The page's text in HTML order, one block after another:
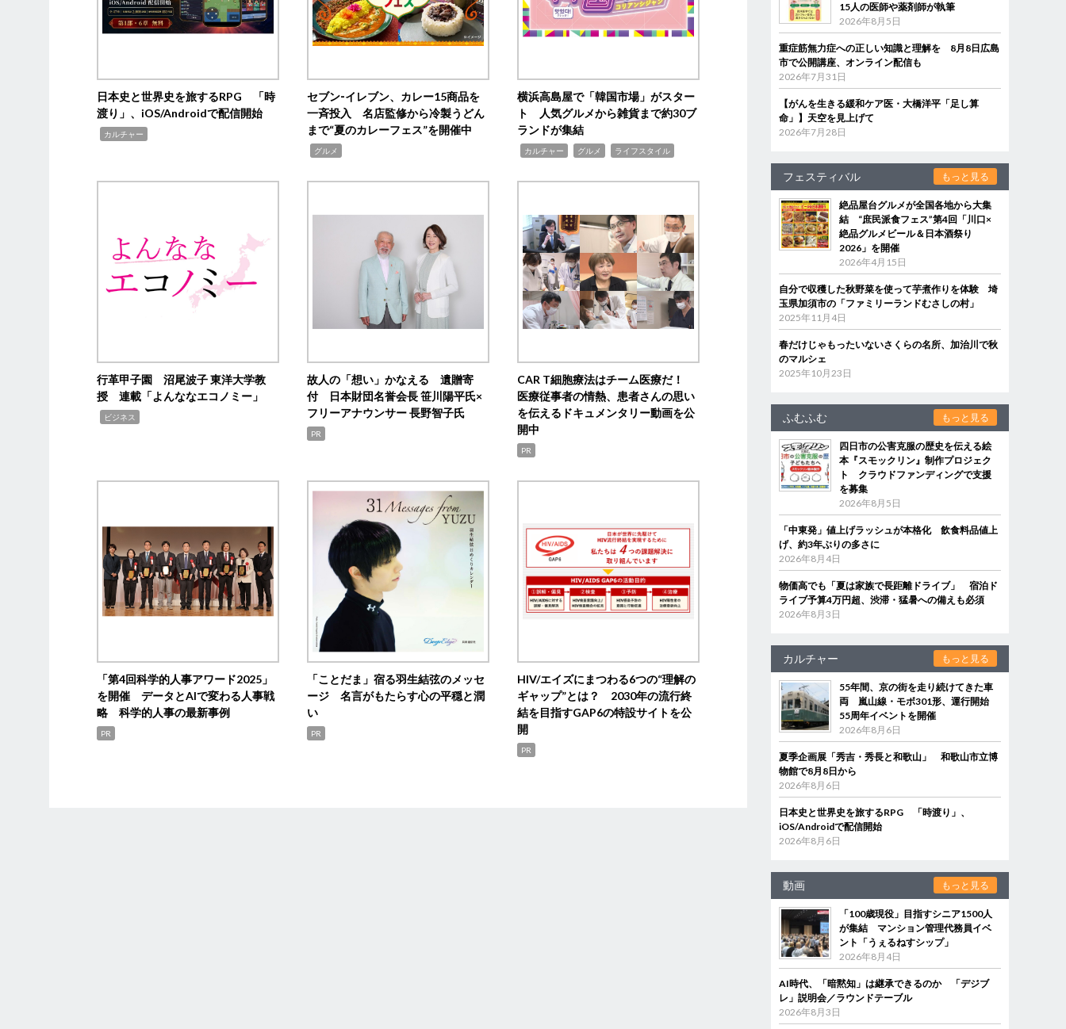
日本史と世界史を旅するRPG 「時
渡り」、iOS/Androidで配信開始
カルチャー
セブン‐イレブン、カレー15商品を
一斉投入 名店監修から冷製うどん
まで“夏のカレーフェス”を開催中
グルメ
横浜高島屋で「韓国市場」がスター
ト 人気グルメから雑貨まで約30ブ
ランドが集結
カルチャー グルメ ライフスタイル
行革甲子園 沼尾波子 東洋大学教
授 連載「よんななエコノミー」
ビジネス
故人の「想い」かなえる 遺贈寄
付 日本財団名誉会長 笹川陽平氏×
フリーアナウンサー 長野智子氏
PR
CAR T細胞療法はチーム医療だ！
医療従事者の情熱、患者さんの思い
を伝えるドキュメンタリー動画を公
開中
PR
「第4回科学的人事アワード2025」
を開催 データとAIで変わる人事戦
略 科学的人事の最新事例
PR
「ことだま」宿る羽生結弦のメッセ
ージ 名言がもたらす心の平穏と潤
い
PR
HIV/エイズにまつわる6つの“理解の
ギャップ”とは？ 2030年の流行終
結を目指すGAP6の特設サイトを公
開
PR
15人の医師や薬剤師が執筆
2026年8月5日
重症筋無力症への正しい知識と理解を 8月8日広島
市で公開講座、オンライン配信も
2026年7月31日
【がんを生きる緩和ケア医・大橋洋平「足し算
命」】天空を見上げて
2026年7月28日
フェスティバル もっと見る
絶品屋台グルメが全国各地から大集
結 “庶民派食フェス”第4回「川口×
絶品グルメビール＆日本酒祭り
2026」を開催
2026年4月15日
自分で収穫した秋野菜を使って芋煮作りを体験 埼
玉県加須市の「ファミリーランドむさしの村」
2025年11月4日
春だけじゃもったいないさくらの名所、加治川で秋
のマルシェ
2025年10月23日
ふむふむ もっと見る
四日市の公害克服の歴史を伝える絵
本『スモックリン』制作プロジェク
ト クラウドファンディングで支援
を募集
2026年8月5日
「中東発」値上げラッシュが本格化 飲食料品値上
げ、約3年ぶりの多さに
2026年8月4日
物価高でも「夏は家族で長距離ドライブ」 宿泊ド
ライブ予算4万円超、渋滞・猛暑への備えも必須
2026年8月3日
カルチャー もっと見る
55年間、京の街を走り続けてきた車
両 嵐山線・モボ301形、運行開始
55周年イベントを開催
2026年8月6日
夏季企画展「秀吉・秀長と和歌山」 和歌山市立博
物館で8月8日から
2026年8月6日
日本史と世界史を旅するRPG 「時渡り」、
iOS/Androidで配信開始
2026年8月6日
動画 もっと見る
「100歳現役」目指すシニア1500人
が集結 マンション管理代務員イベ
ント「うぇるねすシップ」
2026年8月4日
AI時代、「暗黙知」は継承できるのか 「デジブ
レ」説明会／ラウンドテーブル
2026年8月3日